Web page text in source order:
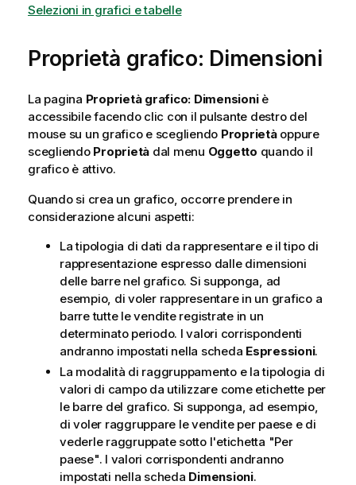
Selezioni in grafici e tabelle
Proprietà grafico: Dimensioni
La pagina Proprietà grafico: Dimensioniè
accessibile facendo clic con il pulsante destro del
mouse su un grafico e scegliendo Proprietàoppure
scegliendo Proprietà dal menu Oggetto quando il
grafico è attivo.
Quando si crea un grafico, occorre prendere in
considerazione alcuni aspetti:
La tipologia di dati da rappresentare e il tipo di
rappresentazione espresso dalle dimensioni
delle barre nel grafico. Si supponga, ad
esempio, di voler rappresentare in un grafico a
barre tutte le vendite registrate in un
determinato periodo. I valori corrispondenti
andranno impostati nella scheda Espressioni.
La modalità di raggruppamento e la tipologia di
valori di campo da utilizzare come etichette per
le barre del grafico. Si supponga, ad esempio,
di voler raggruppare le vendite per paese e di
vederle raggruppate sotto l'etichetta "Per
paese". I valori corrispondenti andranno
impostati nella scheda Dimensioni.